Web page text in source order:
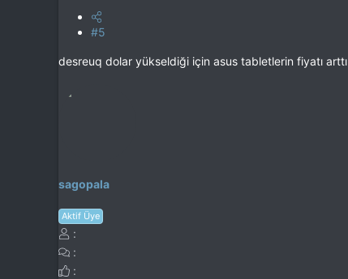
#5
desreuq dolar yükseldiği için asus tabletlerin fiyatı arttı
sagopala
Aktif Üye